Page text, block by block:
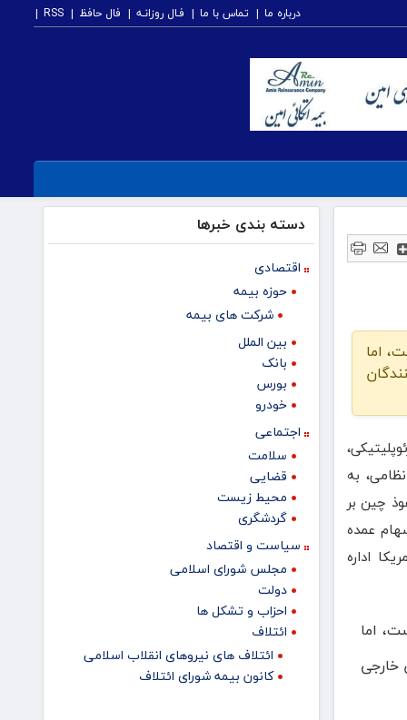
درباره ما تماس با ما فـال روزانـه فال حافظ RSS
اما
اما
خارجی
به
چین بر
عمده
اداره
دسته بندی خبرها
اقتصادی
حوزه بیمه
شرکت های بیمه
بین الملل
بانک
بورس
خودرو
اجتماعی
سلامت
قضایی
محیط زیست
گردشگری
سیاست و اقتصاد
مجلس شورای اسلامی
دولت
احزاب و تشکل ها
ائتلاف
ائتلاف های نیروهای انقلاب اسلامی
کانون بیمه شورای ائتلاف